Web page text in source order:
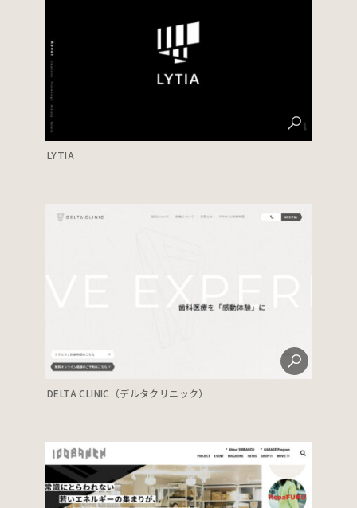
LYTIA
DELTA CLINIC（デルタクリニック）